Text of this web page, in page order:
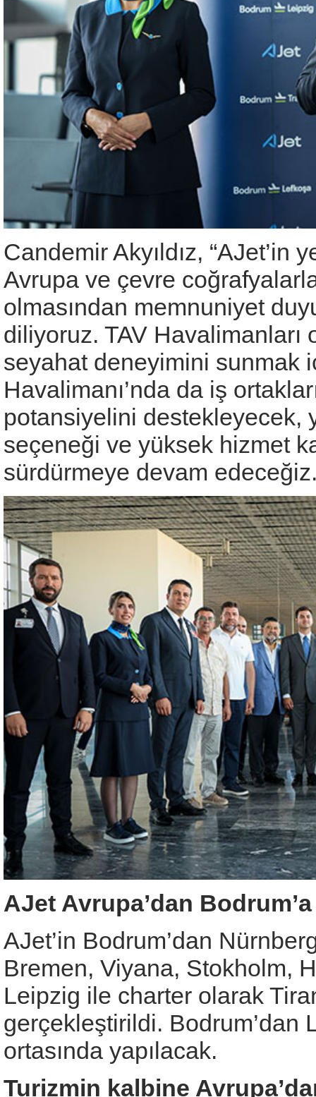
Candemir Akyıldız, “AJet’in
Avrupa ve çevre
olmasından memnuniyet
diliyoruz. TAV Havalimanları
seyahat deneyimini sunmak
Havalimanı’nda da iş
potansiyelini destekleyecek,
seçeneği ve yüksek hizmet
sürdürmeye devam
AJet Avrupa’dan
AJet’in Bodrum’dan
Bremen, Viyana, Stokholm,
Leipzig ile charter olarak
gerçekleştirildi. Bodrum’dan
ortasında yapılacak.
Turizmin kalbine